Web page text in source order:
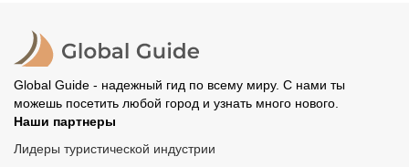
Global Guide - надежный гид по всему миру. С нами ты
можешь посетить любой город и узнать много нового.
Наши партнеры
Лидеры туристической индустрии